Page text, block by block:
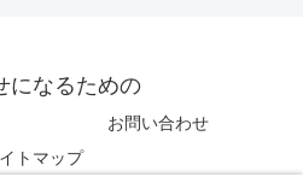
になるための
お問い合わせ
トマップ